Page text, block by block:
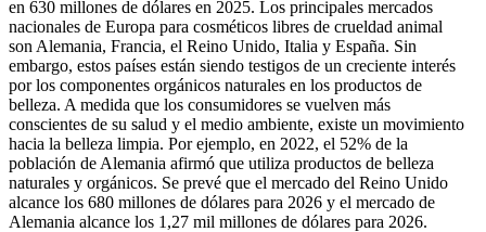
en 630 millones de dólares en 2025. Los principales mercados
nacionales de Europa para cosméticos libres de crueldad animal
son Alemania, Francia, el Reino Unido, Italia y España. Sin
embargo, estos países están siendo testigos de un creciente interés
por los componentes orgánicos naturales en los productos de
belleza. A medida que los consumidores se vuelven más
conscientes de su salud y el medio ambiente, existe un movimiento
hacia la belleza limpia. Por ejemplo, en 2022, el 52% de la
población de Alemania afirmó que utiliza productos de belleza
naturales y orgánicos. Se prevé que el mercado del Reino Unido
alcance los 680 millones de dólares para 2026 y el mercado de
Alemania alcance los 1,27 mil millones de dólares para 2026.